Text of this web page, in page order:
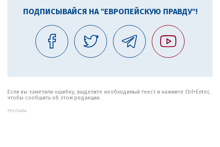
ПОДПИСЫВАЙСЯ НА "ЕВРОПЕЙСКУЮ ПРАВДУ"!
Если вы заметили ошибку, выделите необходимый текст и нажмите Ctrl+Enter,
чтобы сообщить об этом редакции.
РЕКЛАМА: